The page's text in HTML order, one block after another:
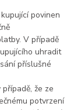
povinen
V případě
uhradit
příslušné
že ze
potvrzení